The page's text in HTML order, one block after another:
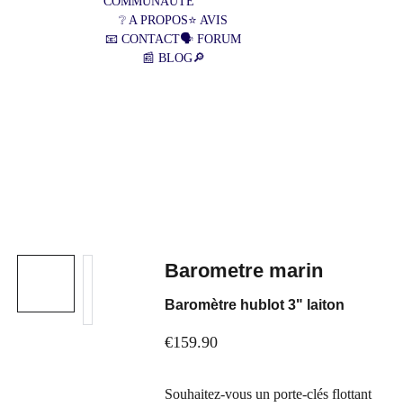
❔ A PROPOS⭐ AVIS
📧 CONTACT🗣️ FORUM
📰 BLOG🔎
Barometre marin
Baromètre hublot 3" laiton
€159.90
Souhaitez-vous un porte-clés flottant